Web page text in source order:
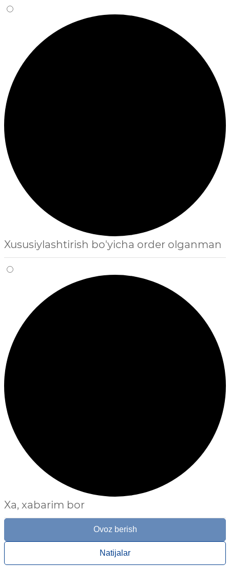
Xususiylashtirish bo'yicha order olganman
Xa, xabarim bor
Ovoz berish
Natijalar